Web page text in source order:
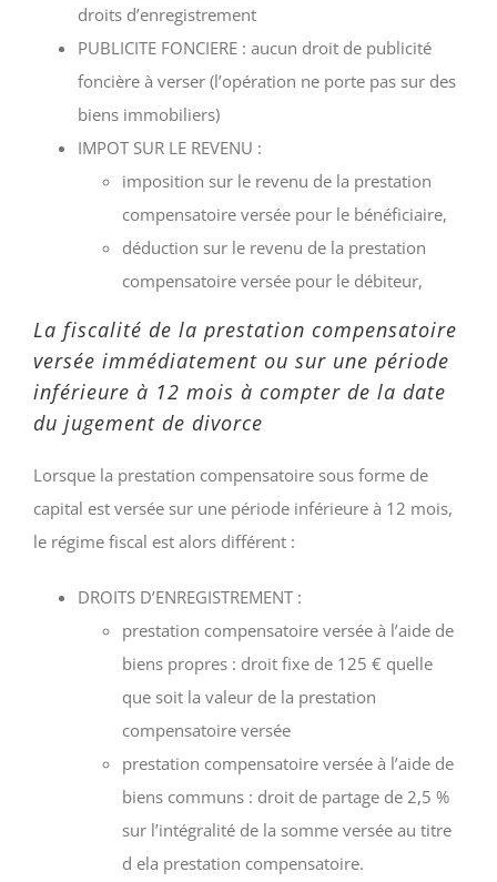
droits d’enregistrement
PUBLICITE FONCIERE : aucun droit de publicité
foncière à verser (l’opération ne porte pas sur des
biens immobiliers)
IMPOT SUR LE REVENU :
imposition sur le revenu de la prestation
compensatoire versée pour le bénéficiaire,
déduction sur le revenu de la prestation
compensatoire versée pour le débiteur,
La fiscalité de la prestation compensatoire
versée immédiatement ou sur une période
inférieure à 12 mois à compter de la date
du jugement de divorce
Lorsque la prestation compensatoire sous forme de
capital est versée sur une période inférieure à 12 mois,
le régime fiscal est alors différent :
DROITS D’ENREGISTREMENT :
prestation compensatoire versée à l’aide de
biens propres : droit fixe de 125 € quelle
que soit la valeur de la prestation
compensatoire versée
prestation compensatoire versée à l’aide de
biens communs : droit de partage de 2,5 %
sur l’intégralité de la somme versée au titre
d ela prestation compensatoire.